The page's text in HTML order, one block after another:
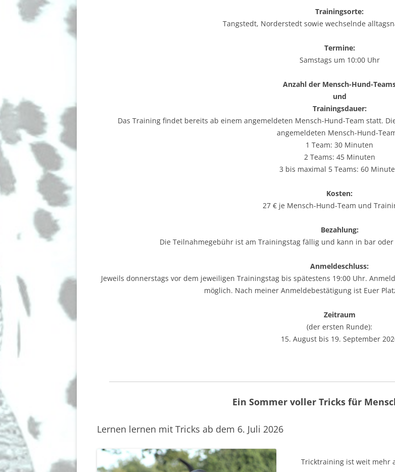
Trainingsorte:
Tangstedt, Norderstedt sowie wechselnde
Termine:
Samstags um 10:00 Uhr
Anzahl der Mensch-Hund-
und
Trainingsdauer:
Das Training findet bereits ab einem angemeldeten Mensch-Hund-Team statt.
angemeldeten Mensch-Hund-
1 Team: 30 Minuten
2 Teams: 45 Minuten
3 bis maximal 5 Teams: 60
Kosten:
27 € je Mensch-Hund-Team und
Bezahlung:
Die Teilnahmegebühr ist am Trainingstag fällig und kann in bar
Anmeldeschluss:
Jeweils donnerstags vor dem jeweiligen Trainingstag bis spätestens 19:00 Uhr.
möglich. Nach meiner Anmeldebestätigung ist Euer
Zeitraum
(der ersten Runde):
15. August bis 19. September
Ein Sommer voller Tricks für
Lernen lernen mit Tricks ab dem 6. Juli 2026
Tricktraining ist weit mehr